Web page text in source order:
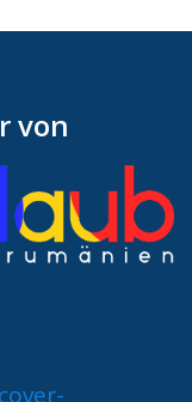
von